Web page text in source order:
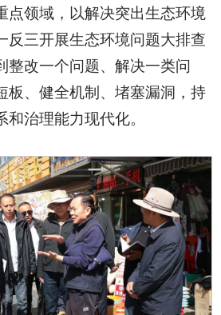
点领域，以解决突出生态环境
反三开展生态环境问题大排查
整改一个问题、解决一类问
板、健全机制、堵塞漏洞，持
治理能力现代化。